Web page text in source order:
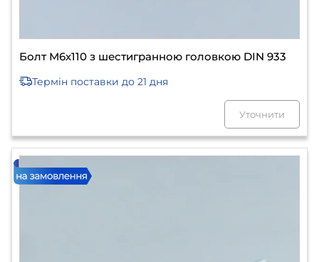
Болт М6х110 з шестигранною головкою DIN 933
Термін поставки до 21 дня
Уточнити